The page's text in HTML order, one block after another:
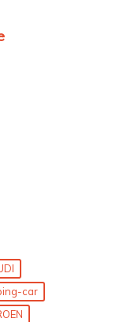
car